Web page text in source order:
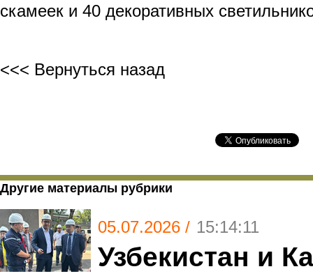
скамеек и 40 декоративных
<<< Вернуться назад
Другие материалы рубрики
05.07.2026 / 15:14:11
Узбекистан и